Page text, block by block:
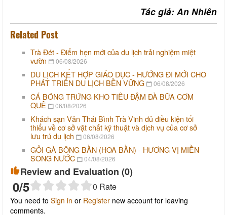
Tác giả: An Nhiên
Related Post
Trà Đét - Điểm hẹn mới của du lịch trải nghiệm miệt
vườn
06/08/2026
DU LỊCH KẾT HỢP GIÁO DỤC - HƯỚNG ĐI MỚI CHO
PHÁT TRIỂN DU LỊCH BỀN VỮNG
06/08/2026
CÁ BÓNG TRỨNG KHO TIÊU ĐẬM ĐÀ BỮA CƠM
QUÊ
06/08/2026
Khách sạn Văn Thái Bình Trà Vinh đủ điều kiện tối
thiểu về cơ sở vật chất kỹ thuật và dịch vụ của cơ sở
lưu trú du lịch
06/08/2026
GỎI GÀ BÔNG BẦN (HOA BẦN) - HƯƠNG VỊ MIỀN
SÔNG NƯỚC
04/08/2026
Review and Evaluation (0)
0/5 0 Rate
You need to Sign in or Register new account for leaving
comments.